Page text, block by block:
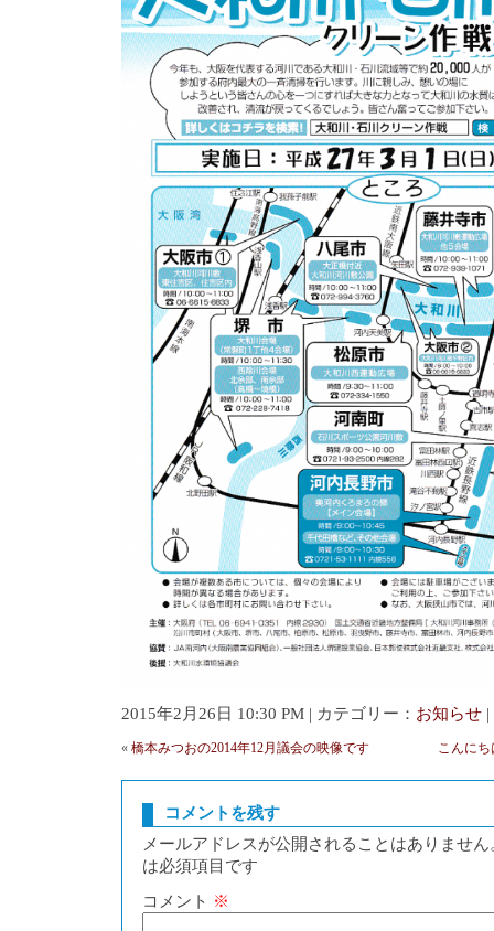
2015年2月26日 10:30 PM | カテゴリー： お知らせ |
« 橋本みつおの2014年12月議会の映像です こんに
コメントを残す
メールアドレスが公開されることはありません
は必須項目です
コメント ※